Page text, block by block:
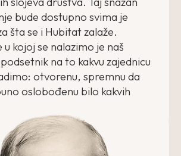
bude dostupno svima je
šta se i Hubitat zalaže.
u kojoj se nalazimo je naš
na to kakvu zajednicu
otvorenu, spremnu da
oslobođenu bilo kakvih